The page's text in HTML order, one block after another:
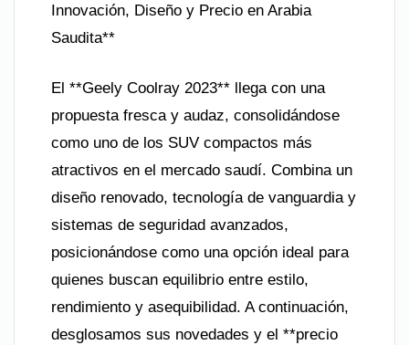
Innovación, Diseño y Precio en Arabia
Saudita**
El **Geely Coolray 2023** llega con una
propuesta fresca y audaz, consolidándose
como uno de los SUV compactos más
atractivos en el mercado saudí. Combina un
diseño renovado, tecnología de vanguardia y
sistemas de seguridad avanzados,
posicionándose como una opción ideal para
quienes buscan equilibrio entre estilo,
rendimiento y asequibilidad. A continuación,
desglosamos sus novedades y el **precio